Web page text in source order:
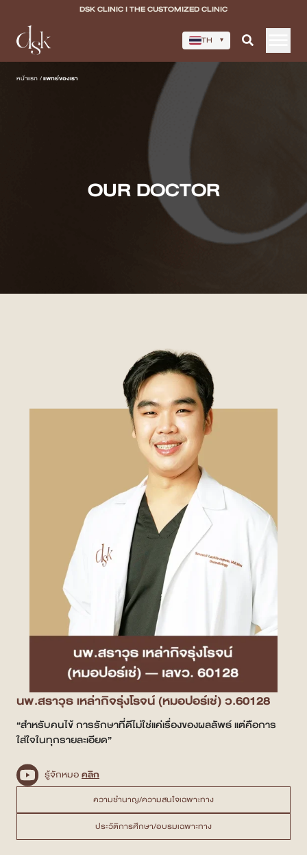
DSK CLINIC I THE CUSTOMIZED CLINIC
TH ▾
หน้าแรก
วีดีโอรีวิว
รายชื่อสาขา
สาขา Siam Paragon
สาขา Stadium One
สาขา Asoke
สาขา MRT สุทธิสาร
สาขา เซ็นทรัลปิ่นเกล้า
สาขา บางนา
สาขา CDC
สาขา นครปฐม
ไทย
หน้าแรก /แพทย์ของเรา
OUR DOCTOR
นพ.สราวุธ เหล่ากิจรุ่งโรจน์ (หมอปอร์เช่) ว.60128
“สำหรับคนไข้ การรักษาที่ดีไม่ใช่แค่เรื่องของผลลัพธ์ แต่คือการ
ใส่ใจในทุกรายละเอียด”
ความชำนาญ/ความสนใจเฉพาะทาง
ประวัติการศึกษา/อบรมเฉพาะทาง
รู้จักหมอคลิก